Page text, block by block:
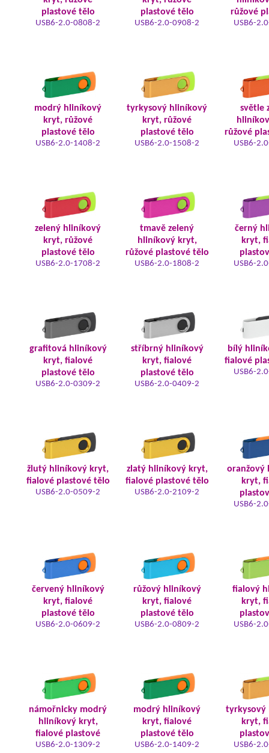
plastové tělo
USB6-2.0-0808-2
plastové tělo
USB6-2.0-0908-2
růžové
USB6-
modrý hliníkový
kryt, růžové
plastové tělo
USB6-2.0-1408-2
tyrkysový hliníkový
kryt, růžové
plastové tělo
USB6-2.0-1508-2
světle
růžové
USB6-
zelený hliníkový
kryt, růžové
plastové tělo
USB6-2.0-1708-2
tmavě zelený
hliníkový kryt,
růžové plastové tělo
USB6-2.0-1808-2
černý
kryt,
USB6-
grafitová hliníkový
kryt, fialové
plastové tělo
USB6-2.0-0309-2
stříbrný hliníkový
kryt, fialové
plastové tělo
USB6-2.0-0409-2
bílý
fialové
USB6-
žlutý hliníkový kryt,
fialové plastové tělo
USB6-2.0-0509-2
zlatý hliníkový kryt,
fialové plastové tělo
USB6-2.0-2109-2
oranžový
kryt,
USB6-
červený hliníkový
kryt, fialové
plastové tělo
USB6-2.0-0609-2
růžový hliníkový
kryt, fialové
plastové tělo
USB6-2.0-0809-2
fialový
kryt,
USB6-
námořnicky modrý
hliníkový kryt,
fialové plastové
USB6-2.0-1309-2
modrý hliníkový
kryt, fialové
plastové tělo
USB6-2.0-1409-2
tyrkysový
kryt,
USB6-